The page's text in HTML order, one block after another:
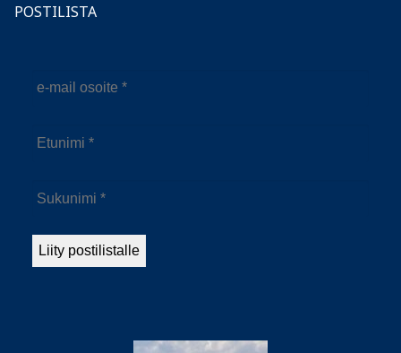
POSTILISTA